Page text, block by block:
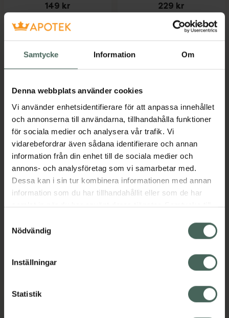
Samtycke Information Om
Denna webbplats använder cookies
Vi använder enhetsidentifierare för att anpassa innehållet
och annonserna till användarna, tillhandahålla funktioner
för sociala medier och analysera vår trafik. Vi
vidarebefordrar även sådana identifierare och annan
information från din enhet till de sociala medier och
annons- och analysföretag som vi samarbetar med.
Dessa kan i sin tur kombinera informationen med annan
information som du har tillhandahållit eller som de har
samlat in när du har använt deras tjänster. Samtycke till
återkalla ditt samtycke via webbplatsens
cookieinställningar. Ett återkallat samtycke påverkar inte
lagligheten av behandling som skett innan återkallelsen.
Nödvändig
Inställningar
Statistik
149 kr
KöpIsaDora The Brow Fix Tinted Eyebrow
229 kr
KöpIDUN
3 för 2
4.5 av 5 i omdöme
IsaDora The Gleam
Eyeshadow Stick
Longwear & Water-
Resistant 53 Denim
Pris online
Köp IsaDora The Gleam Eyeshadow Stick
4.2 av 5 i omdöme
Depend Frans- &
Ögonbrynsfärg
Brunsvart
Färg för ögonbryn och
Pris online
Depend